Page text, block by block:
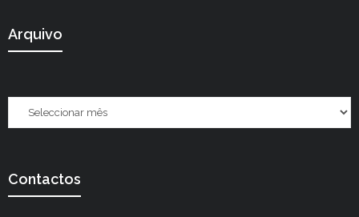
Arquivo
Contactos